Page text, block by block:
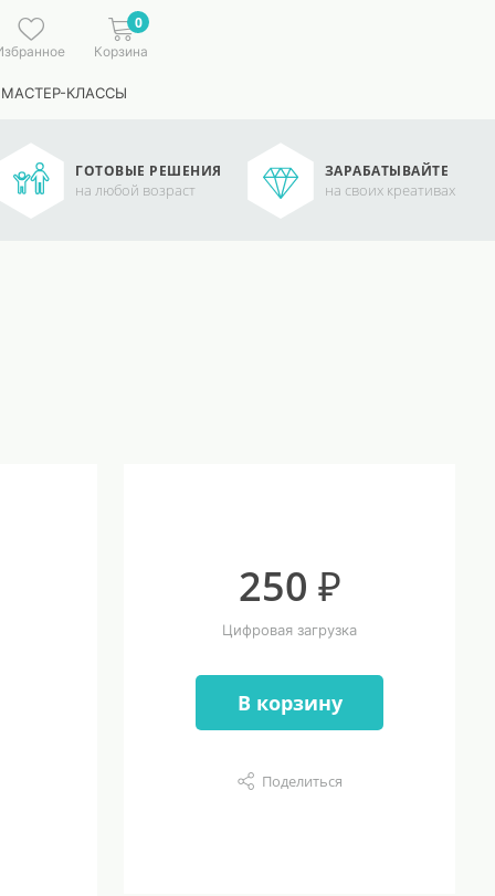
0
Корзина
КЛАССЫ
ГОТОВЫЕ РЕШЕНИЯ
на любой возраст
ЗАРАБАТЫВАЙТЕ
на своих креативах
250 ₽
Цифровая загрузка
В корзину
Поделиться